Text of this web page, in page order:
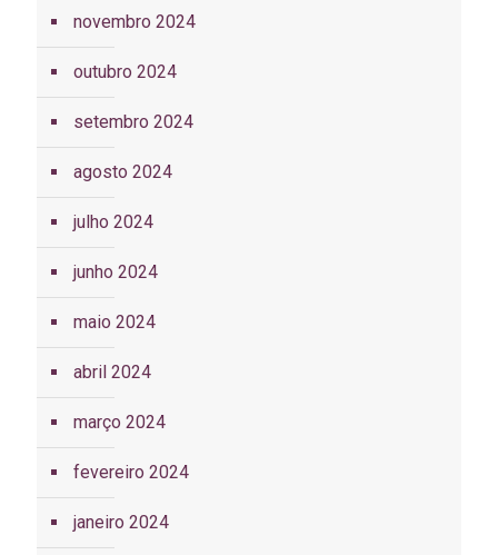
novembro 2024
outubro 2024
setembro 2024
agosto 2024
julho 2024
junho 2024
maio 2024
abril 2024
março 2024
fevereiro 2024
janeiro 2024